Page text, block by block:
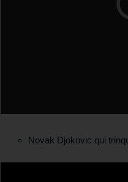
Novak Djokovic qui